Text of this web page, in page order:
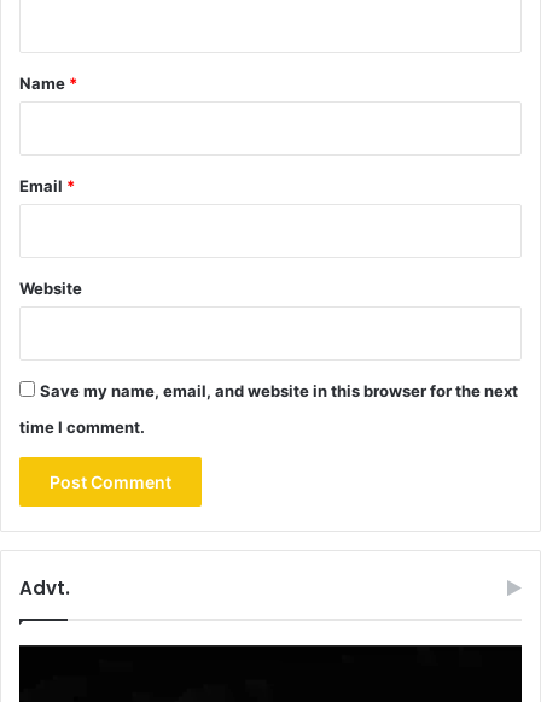
*
Name *
Email *
Website
Save my name, email, and website in this browser for the next
time I comment.
Advt.